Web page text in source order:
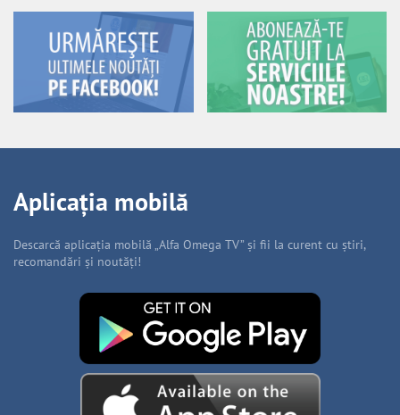
Aplicația mobilă
Descarcă aplicația mobilă „Alfa Omega TV” și fii la curent cu știri,
recomandări și noutăți!